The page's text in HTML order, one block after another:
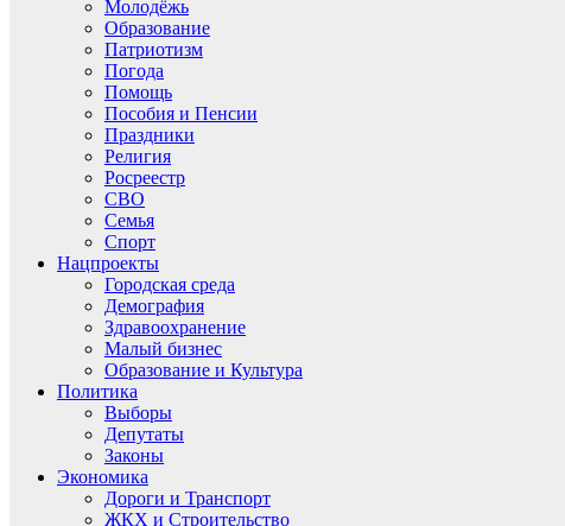
Молодёжь
Образование
Патриотизм
Погода
Помощь
Пособия и Пенсии
Праздники
Религия
Росреестр
СВО
Семья
Спорт
Нацпроекты
Городская среда
Демография
Здравоохранение
Малый бизнес
Образование и Культура
Политика
Выборы
Депутаты
Законы
Экономика
Дороги и Транспорт
ЖКХ и Строительство